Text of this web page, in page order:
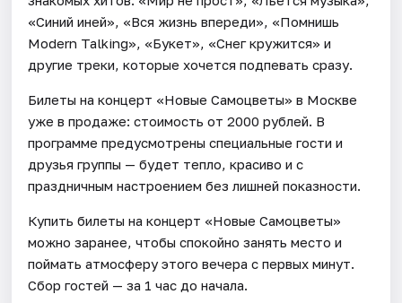
«Синий иней», «Вся жизнь впереди», «Помнишь
Modern Talking», «Букет», «Снег кружится» и
другие треки, которые хочется подпевать сразу.
Билеты на концерт «Новые Самоцветы» в Москве
уже в продаже: стоимость от 2000 рублей. В
программе предусмотрены специальные гости и
друзья группы — будет тепло, красиво и с
праздничным настроением без лишней показности.
Купить билеты на концерт «Новые Самоцветы»
можно заранее, чтобы спокойно занять место и
поймать атмосферу этого вечера с первых минут.
Сбор гостей — за 1 час до начала.